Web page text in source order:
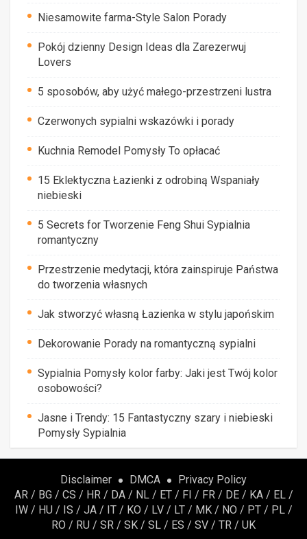
Niesamowite farma-Style Salon Porady
Pokój dzienny Design Ideas dla Zarezerwuj
Lovers
5 sposobów, aby użyć małego-przestrzeni lustra
Czerwonych sypialni wskazówki i porady
Kuchnia Remodel Pomysły To opłacać
15 Eklektyczna Łazienki z odrobiną Wspaniały
niebieski
5 Secrets for Tworzenie Feng Shui Sypialnia
romantyczny
Przestrzenie medytacji, która zainspiruje Państwa
do tworzenia własnych
Jak stworzyć własną Łazienka w stylu japońskim
Dekorowanie Porady na romantyczną sypialni
Sypialnia Pomysły kolor farby: Jaki jest Twój kolor
osobowości?
Jasne i Trendy: 15 Fantastyczny szary i niebieski
Pomysły Sypialnia
Disclaimer DMCA
Privacy Policy
AR/ BG/ CS / HR/ DA/ NL/ ET/ FI / FR/ DE/ KA/ EL/
IW/ HU/ IS / JA/ IT/ KO / LV/ LT/ MK/ NO / PT/ PL/
RO / RU / SR / SK / SL / ES / SV / TR / UK